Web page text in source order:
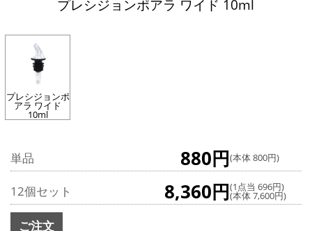
プレシジョンポアラ ワイド 10ml
プレシジョンポ
アラ ワイド
10ml
単品 880円(本体 800円)
12個セット 8,360円(1点当 696円)
(本体 7,600円)
ご注文